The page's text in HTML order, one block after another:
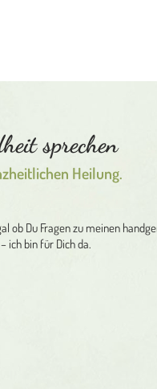
sprechen
Heilung.
ob Du Fragen zu meinen
ich bin für Dich da.